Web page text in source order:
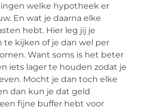
welke hypotheek er
En wat je daarna elke
hebt. Hier leg jij je
te kijken of je dan wel per
Want soms is het beter
iets lager te houden zodat je
Mocht je dan toch elke
dan kun je dat geld
fijne buffer hebt voor